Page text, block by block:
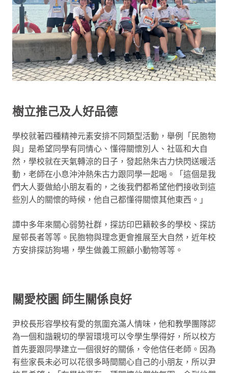
樹立推己及人好品德
學校就著四種精神元素安排不同類型活動，舉例「民胞物
與」是希望同學有同情心、懂得關懷別人、社區和大自
然，學校就在天氣轉涼的日子，發起熱朱古力快閃送暖活
動，老師在小息沖沖熱朱古力跟同學一起喝。「這個是我
們大人要做給小朋友看的，之後我們都希望他們接收到這
些別人的關懷的時候，他自己都懂得關懷其他東西。」
譚中多年來關心弱勢社群，探訪印巴籍較多的學校、探訪
屋邨長者等等。民胞物與理念更會推展至大自然，近年校
方安排探訪狗場，學生做義工照顧小動物等等。
關愛校園 師生關係良好
尹校長形容學校有愛的氛圍充滿人情味，他和教學團隊認
為一個和諧親切的學習環境可以令學生學得好，所以校方
首先要跟同學建立一個很好的關係，令他信任老師。因為
有些家長未必可以花很多時間關心自己的小朋友，所以尹